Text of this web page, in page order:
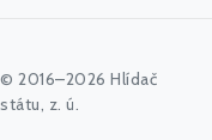
© 2016–2026 Hlídač
státu, z. ú.